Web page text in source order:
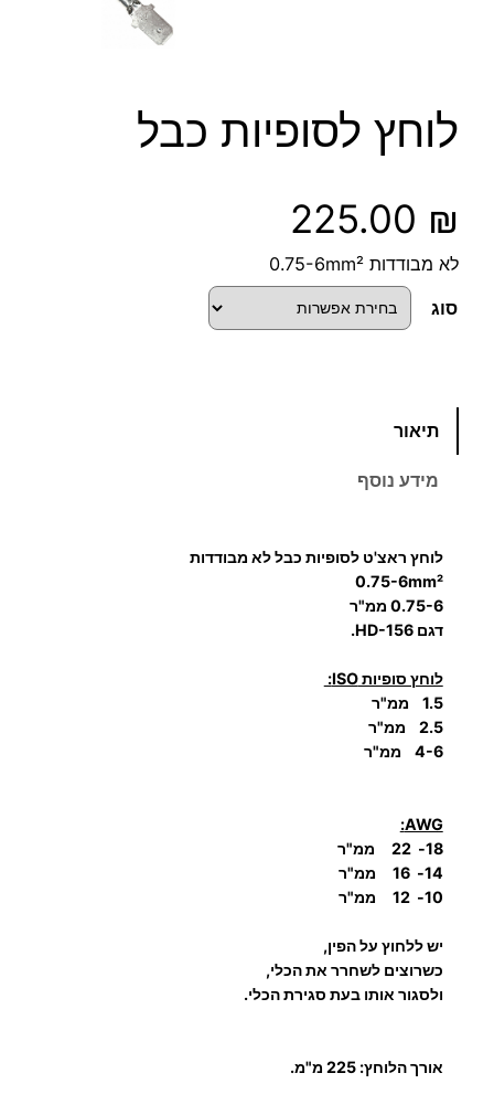
לוחץ לסופיות כבל
225.00 ₪
לא מבודדות 0.75-6mm²
סוג
כ
ו
תיאור
מידע נוסף
לוחץ ראצ'ט לסופיות כבל לא מבודדות
0.75-6mm²
0.75-6 ממ"ר
דגםHD-156.
לוחץ סופיות ISO:
1.5 ממ"ר
2.5 ממ"ר
4-6 ממ"ר
AWG:
18- 22 ממ"ר
14- 16 ממ"ר
10- 12 ממ"ר
יש ללחוץ על הפין,
כשרוצים לשחרר את הכלי,
ולסגור אותו בעת סגירת הכלי.
אורך הלוחץ:225 מ"מ.